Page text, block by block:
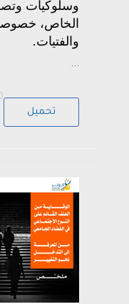
وسلوكيات
الخاص، خصوصا
والفتيات.
...
تحميل